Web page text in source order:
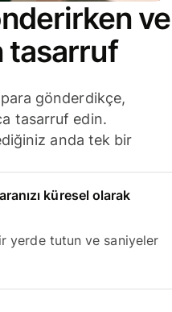
ve
tasarruf
gönderdikçe,
tasarruf edin.
anda tek bir
küresel olarak
yerde tutun ve saniyeler